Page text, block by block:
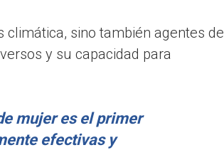
sino también agentes de
y su capacidad para
mujer es el primer
efectivas y